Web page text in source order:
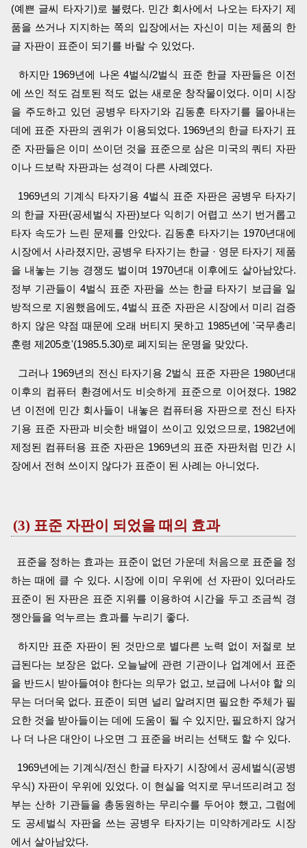
(예쁜 글씨 타자기)로 불렸다. 민간 회사에서 나오는 타자기 제
품을 쓰거나 지지하는 쪽의 입장에서는 자신이 미는 제품의 한
글 자판이 표준이 되기를 바랄 수 있었다.
하지만 1969년에 나온 4벌식/2벌식 표준 한글 자판들은 이전
에 쓰인 적도 검토된 적도 없는 새로운 창작물이었다. 이미 시장
을 주도하고 있던 공병우 타자기와 김동훈 타자기를 몰아내는
데에 표준 자판의 권위가 이용되었다. 1969년의 한글 타자기 표
준 자판들은 이미 쓰이던 것을 표준으로 삼은 미국의 쿼티 자판
이나 드보락 자판과는 성격이 다른 사례였다.
1969년의 기계식 타자기용 4벌식 표준 자판은 공병우 타자기
의 한글 자판(공세벌식 자판)보다 익히기 어렵고 쓰기 번거롭고
타자 속도가 느린 문제를 안았다. 김동훈 타자기는 1970년대에
시장에서 사라졌지만, 공병우 타자기는 한글 · 영문 타자기 제품
을 내놓는 기능 경쟁도 벌이며 1970년대 이후에도 살아남았다.
정부 기관들이 4벌식 표준 자판을 쓰는 한글 타자기 보급을 일
방적으로 지원했음에도, 4벌식 표준 자판은 시장에서 미리 검증
하지 않은 약점 때문에 오래 버티지 못하고 1985년에 '국무총리
훈령 제205호'(1985.5.30)로 폐지되는 운명을 맞았다.
그러나 1969년의 전신 타자기용 2벌식 표준 자판은 1980년대
이후의 컴퓨터 환경에서도 비슷하게 표준으로 이어졌다. 1982
년 이전에 민간 회사들이 내놓은 컴퓨터용 자판으로 전신 타자
기용 표준 자판과 비슷한 배열이 쓰이고 있었으므로, 1982년에
제정된 컴퓨터용 표준 자판은 1969년의 표준 자판처럼 민간 시
장에서 전혀 쓰이지 않다가 표준이 된 사례는 아니었다.
(3) 표준 자판이 되었을 때의 효과
표준을 정하는 효과는 표준이 없던 가운데 처음으로 표준을 정
하는 때에 클 수 있다. 시장에 이미 우위에 선 자판이 있더라도
표준이 된 자판은 표준 지위를 이용하여 시간을 두고 조금씩 경
쟁안들을 억누르는 효과를 누리기 좋다.
하지만 표준 자판이 된 것만으로 별다른 노력 없이 저절로 보
급된다는 보장은 없다. 오늘날에 관련 기관이나 업계에서 표준
을 반드시 받아들여야 한다는 의무가 없고, 보급에 나서야 할 의
무는 더더욱 없다. 표준이 되면 널리 알려지면 필요한 주체가 필
요한 것을 받아들이는 데에 도움이 될 수 있지만, 필요하지 않거
나 더 나은 대안이 나오면 그 표준을 버리는 선택도 할 수 있다.
1969년에는 기계식/전신 한글 타자기 시장에서 공세벌식(공병
우식) 자판이 우위에 있었다. 이 현실을 억지로 무너뜨리려고 정
부는 산하 기관들을 총동원하는 무리수를 두어야 했고, 그럼에
도 공세벌식 자판을 쓰는 공병우 타자기는 미약하게라도 시장
에서 살아남았다.